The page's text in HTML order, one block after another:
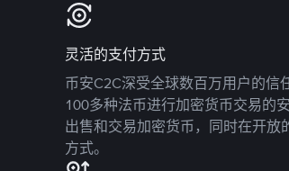
灵活的支付方式
币安C2C深受全球数百万用户的
100多种法币进行加密货币交易的
出售和交易加密货币，同时在开
方式。